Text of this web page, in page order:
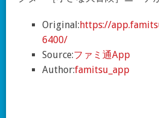
Original:https://
6400/
Source:ファミ通App
Author:famitsu_app